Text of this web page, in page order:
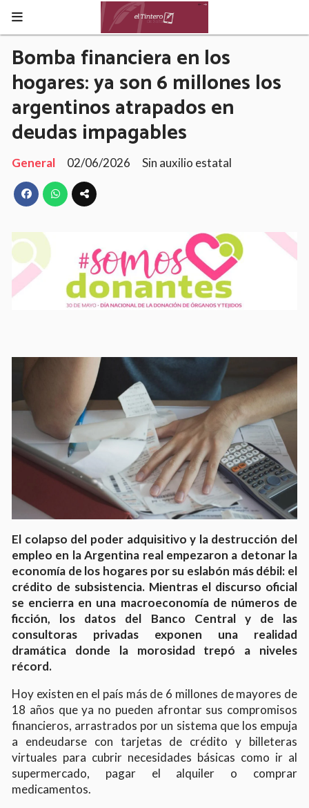
Bomba financiera en los
hogares: ya son 6 millones los
argentinos atrapados en
deudas impagables
General 02/06/2026 Sin auxilio estatal
El colapso del poder adquisitivo y la destrucción del
empleo en la Argentina real empezaron a detonar la
economía de los hogares por su eslabón más débil: el
crédito de subsistencia. Mientras el discurso oficial
se encierra en una macroeconomía de números de
ficción, los datos del Banco Central y de las
consultoras privadas exponen una realidad
dramática donde la morosidad trepó a niveles
récord.
Hoy existen en el país más de 6 millones de mayores de
18 años que ya no pueden afrontar sus compromisos
financieros, arrastrados por un sistema que los empuja
a endeudarse con tarjetas de crédito y billeteras
virtuales para cubrir necesidades básicas como ir al
supermercado, pagar el alquiler o comprar
medicamentos.